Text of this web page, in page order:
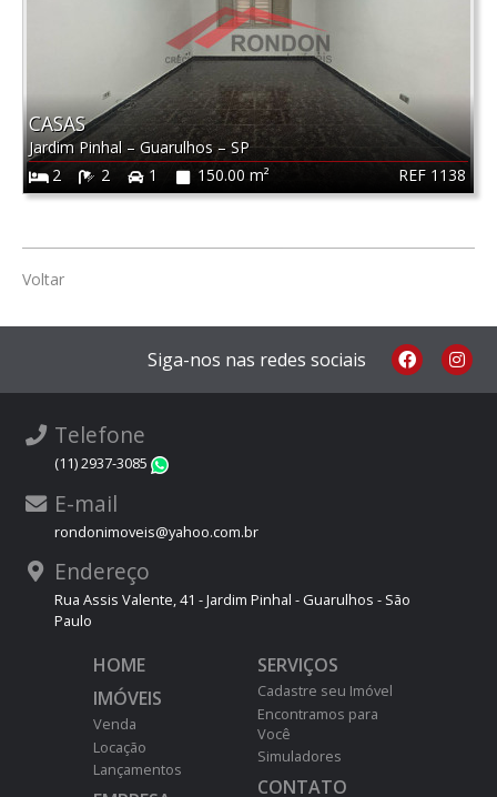
REF 1138
CASAS
Jardim Pinhal –Guarulhos–SP
2
2 1 150.00 m²
Voltar
Siga-nos nas redes sociais
Telefone
(11) 2937-3085
E-mail
rondonimoveis@yahoo.com.br
Endereço
Rua Assis Valente, 41 - Jardim Pinhal - Guarulhos - São
Paulo
HOME
IMÓVEIS
Venda
Locação
Lançamentos
SERVIÇOS
Cadastre seu Imóvel
Encontramos para
Você
Simuladores
CONTATO